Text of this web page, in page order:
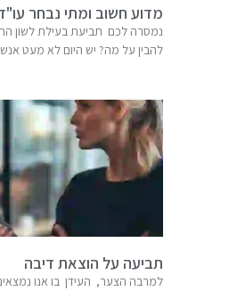
מדוע חשוב ומתי נבחר
נמסרה לכם תביעת בעילת לשון
להבין על מה? יש היום לא מעט
תביעה על הוצאת דיבה
למרבה הצער, העידן בו אנו